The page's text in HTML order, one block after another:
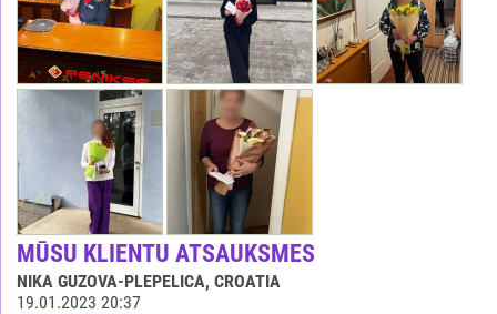
MŪSU KLIENTU ATSAUKSMES
NIKA GUZOVA-PLEPELICA, CROATIA
19.01.2023 20:37